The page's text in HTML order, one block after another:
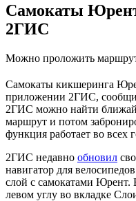
Самокаты
2ГИС
Можно проложить маршрут
Самокаты кикшеринга
приложении 2ГИС,
2ГИС можно найти
маршрут и потом
функция работает во всех
2ГИС недавно обновил
навигатор для
слой с самокатами Юрент.
левом углу во вкладке